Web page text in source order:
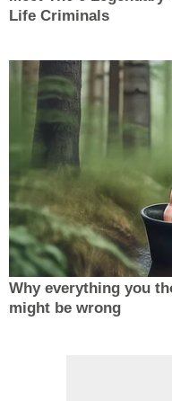
Life Criminals
Why everything you
might be wrong